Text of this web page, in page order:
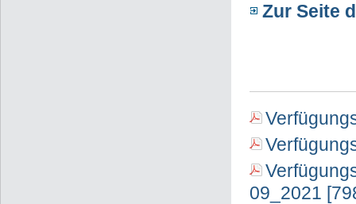
Zur Seite
09_2021